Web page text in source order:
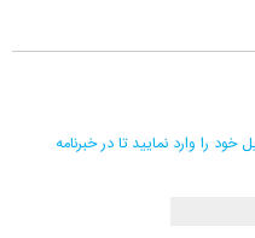
را وارد نمایید تا در خبرنامه